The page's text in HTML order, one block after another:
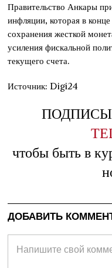
Правительство Анкары
инфляции, которая в
сохранения жесткой
усиления фискальной
текущего счета.
Источник: Digi24
чтобы быть в
ДОБАВИТЬ